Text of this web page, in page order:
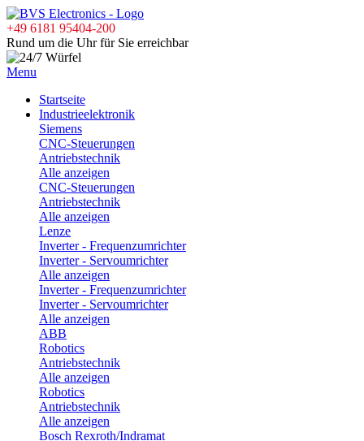
+49 6181 95404-200
Rund um die Uhr für Sie erreichbar
Menu
Startseite
Industrieelektronik
Siemens
CNC-Steuerungen
Antriebstechnik
Alle anzeigen
CNC-Steuerungen
Antriebstechnik
Alle anzeigen
Lenze
Inverter - Frequenzumrichter
Inverter - Servoumrichter
Alle anzeigen
Inverter - Frequenzumrichter
Inverter - Servoumrichter
Alle anzeigen
ABB
Robotics
Antriebstechnik
Alle anzeigen
Robotics
Antriebstechnik
Alle anzeigen
Bosch Rexroth/Indramat